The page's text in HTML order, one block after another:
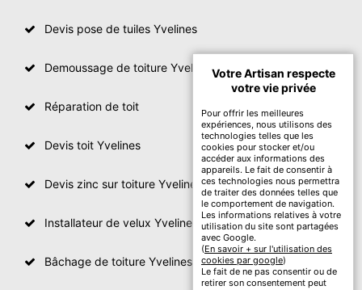
Devis pose de tuiles Yvelines
Demoussage de toiture Yvelines
Réparation de toit
Devis toit Yvelines
Devis zinc sur toiture Yvelines
Installateur de velux Yvelines
Bâchage de toiture Yvelines
Votre Artisan respecte
votre vie privée
Pour offrir les meilleures
expériences, nous utilisons des
technologies telles que les
cookies pour stocker et/ou
accéder aux informations des
appareils. Le fait de consentir à
ces technologies nous permettra
de traiter des données telles que
le comportement de navigation.
Les informations relatives à votre
utilisation du site sont partagées
avec Google.
(En savoir + sur l'utilisation des
cookies par google)
Le fait de ne pas consentir ou de
retirer son consentement peut